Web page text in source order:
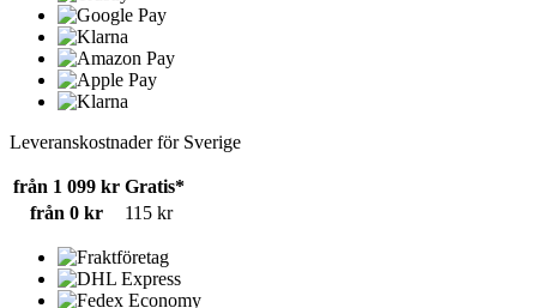
Leveranskostnader för Sverige
från 1 099 kr Gratis*
från 0 kr
115 kr